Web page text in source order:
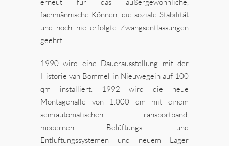
fachmännische Können, die soziale Stabilität
und noch nie erfolgte Zwangsentlassungen
geehrt.
1990 wird eine Dauerausstellung mit der
Historie van Bommel in Nieuwegein auf 100
qm installiert. 1992 wird die neue
Montagehalle von 1.000 qm mit einem
semiautomatischen Transportband,
modernen Belüftungs- und
Entlüftungssystemen und neuem Lager